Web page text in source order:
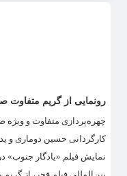
رونمایی از گریم متفاوت
چهره‌پردازی متفاوت و ویژه
کارگردانی حسین دوماری و
نمایش فیلم «یادگار جنوب»